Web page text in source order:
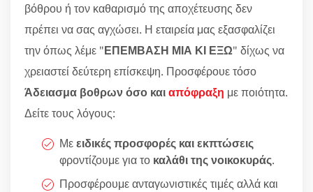
βόθρου ή τον καθαρισμό της αποχέτευσης δεν
πρέπει να σας αγχώσει. Η εταιρεία μας εξασφαλίζει
την όπως λέμε "ΕΠΕΜΒΑΣΗ ΜΙΑ ΚΙ ΕΞΩ" δίχως να
χρειαστεί δεύτερη επίσκεψη. Προσφέρουε τόσο
Άδειασμα βοθρων όσο καιαπόφραξη με ποιότητα.
Δείτε τους λόγους:
Μεειδικές προσφορές και εκπτώσεις
φροντίζουμε για το καλάθι της νοικοκυράς.
Προσφέρουμε ανταγωνιστικές τιμές αλλά και